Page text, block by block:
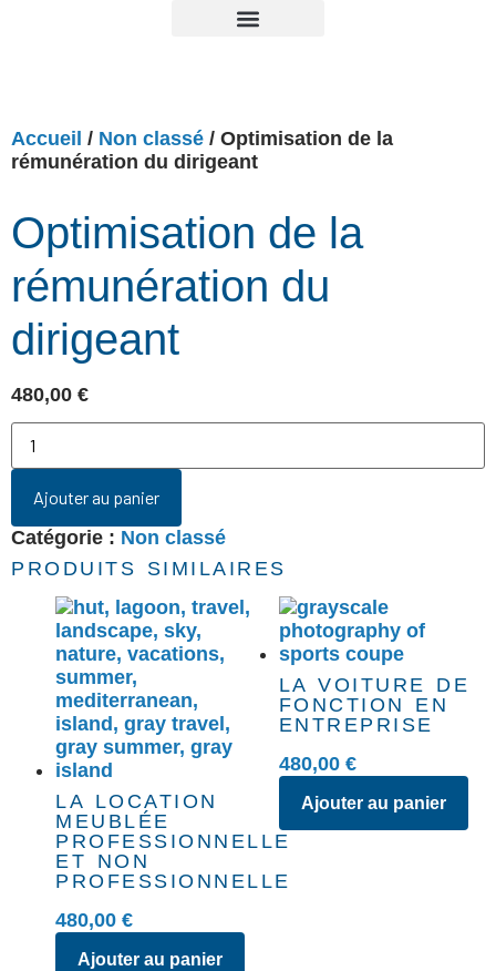
Accueil / Non classé / Optimisation de la
rémunération du dirigeant
Optimisation de la
rémunération du
dirigeant
480,00 €
Ajouter au panier
Catégorie : Non classé
PRODUITS SIMILAIRES
LA LOCATION
MEUBLÉE
PROFESSIONNELLE
ET NON
PROFESSIONNELLE
480,00 €
Ajouter au panier
LA VOITURE DE
FONCTION EN
ENTREPRISE
480,00 €
Ajouter au panier